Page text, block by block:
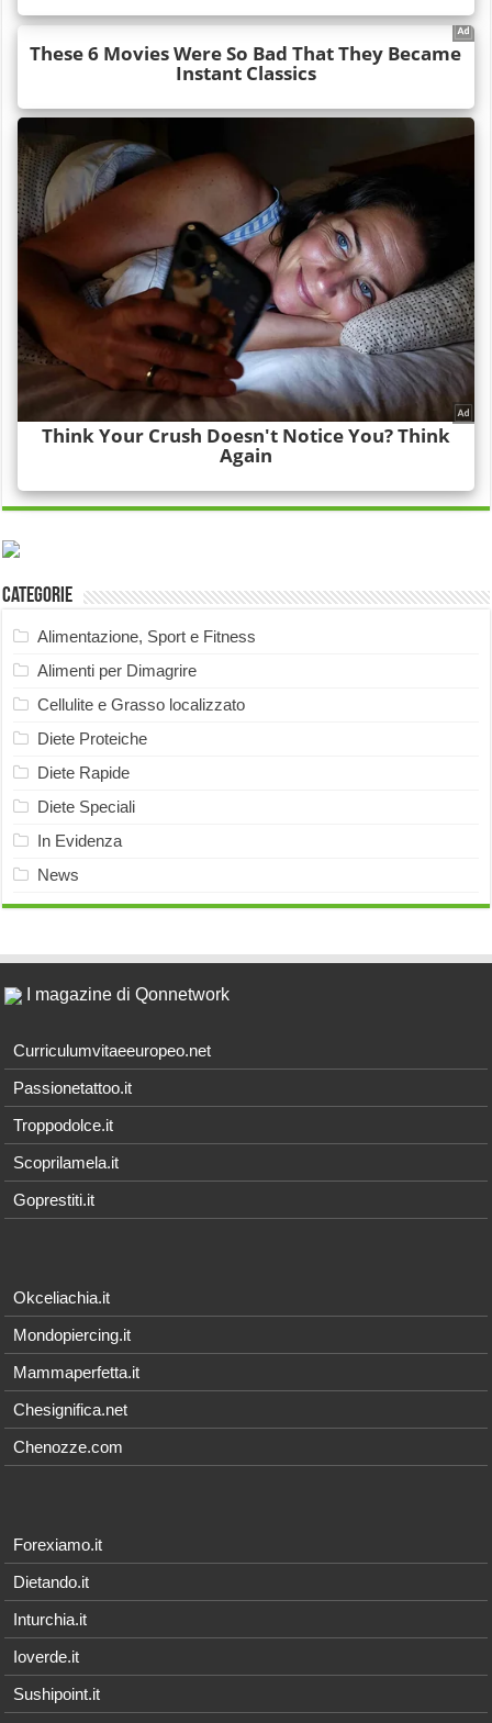
Categorie
Alimentazione, Sport e Fitness
Alimenti per Dimagrire
Cellulite e Grasso localizzato
Diete Proteiche
Diete Rapide
Diete Speciali
In Evidenza
News
I magazine di Qonnetwork
Curriculumvitaeeuropeo.net
Passionetattoo.it
Troppodolce.it
Scoprilamela.it
Goprestiti.it
Okceliachia.it
Mondopiercing.it
Mammaperfetta.it
Chesignifica.net
Chenozze.com
Forexiamo.it
Dietando.it
Inturchia.it
Ioverde.it
Sushipoint.it